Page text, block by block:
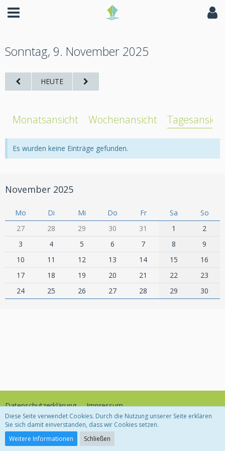
Sonntag, 9. November 2025
HEUTE
Monatsansicht Wochenansicht Tagesansicht
Es wurden keine Einträge gefunden.
November 2025
Mo Di Mi Do Fr Sa
So
27
28 29 30 31 1
2
3
4 5 6 7 8
9
10
11 12 13 14 15
16
17
18 19 20 21 22
23
24
25 26 27 28 29 30
Datenschutzerklärung Impressum
Community-Software:
Diese Seite verwendet Cookies. Durch die Nutzung unserer Seite erklären
Sie sich damit einverstanden, dass wir Cookies setzen.
Weitere Informationen
Schließen